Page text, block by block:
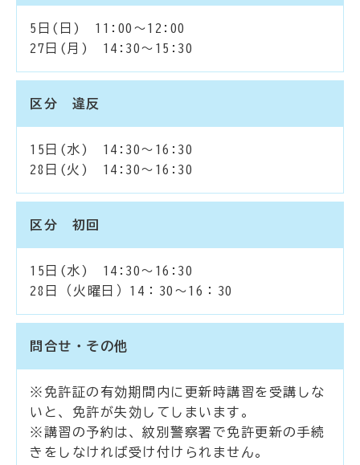
5日(日) 11:00～12:00
27日(月) 14:30～15:30
区分 違反
15日(水) 14:30～16:30
28日(火) 14:30～16:30
区分 初回
15日(水) 14:30～16:30
28日（火曜日）14：30～16：30
問合せ・その他
※免許証の有効期間内に更新時講習を受講しな
いと、免許が失効してしまいます。
※講習の予約は、紋別警察署で免許更新の手続
きをしなければ受け付けられません。